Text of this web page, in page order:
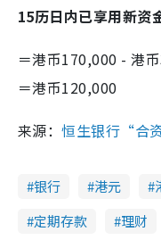
15历日内已享用新资
＝港币170,000 - 港
＝港币120,000
来源：恒生银行“合
银行 港元
定期存款
理财